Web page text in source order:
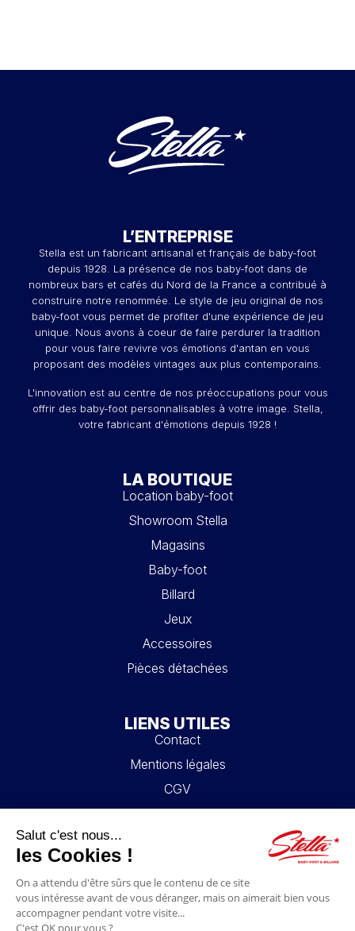
L’ENTREPRISE
Stella est un fabricant artisanal et français de baby-foot
depuis 1928. La présence de nos baby-foot dans de
nombreux bars et cafés du Nord de la France a contribué à
construire notre renommée. Le style de jeu original de nos
baby-foot vous permet de profiter d'une expérience de jeu
unique. Nous avons à coeur de faire perdurer la tradition
pour vous faire revivre vos émotions d'antan en vous
proposant des modèles vintages aux plus contemporains.
L'innovation est au centre de nos préoccupations pour vous
offrir des baby-foot personnalisables à votre image. Stella,
votre fabricant d'émotions depuis 1928 !
LA BOUTIQUE
Location baby-foot
Showroom Stella
Magasins
Baby-foot
Billard
Jeux
Accessoires
Pièces détachées
LIENS UTILES
Contact
Mentions légales
CGV
Mon compte
NOUS SUIVRE